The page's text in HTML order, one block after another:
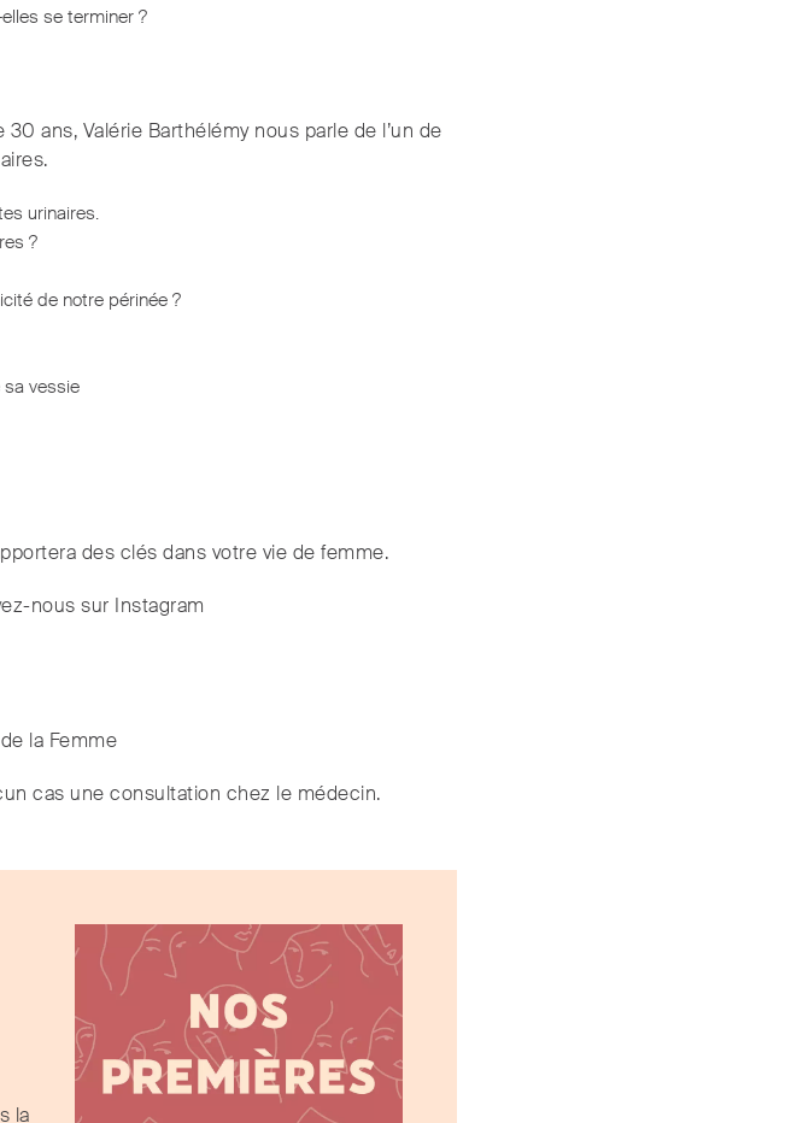
se terminer ?
ans, Valérie Barthélémy nous parle de l’un de
urinaires.
?
de notre périnée ?
sa vessie
des clés dans votre vie de femme.
nous sur Instagram
la Femme
cas une consultation chez le médecin.
la